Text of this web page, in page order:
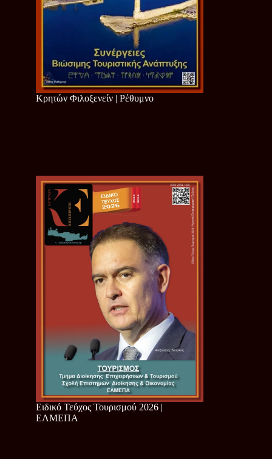
Κρητών Φιλοξενείν | Ρέθυμνο
Ειδικό Τεύχος Τουρισμού 2026 |
ΕΛΜΕΠΑ